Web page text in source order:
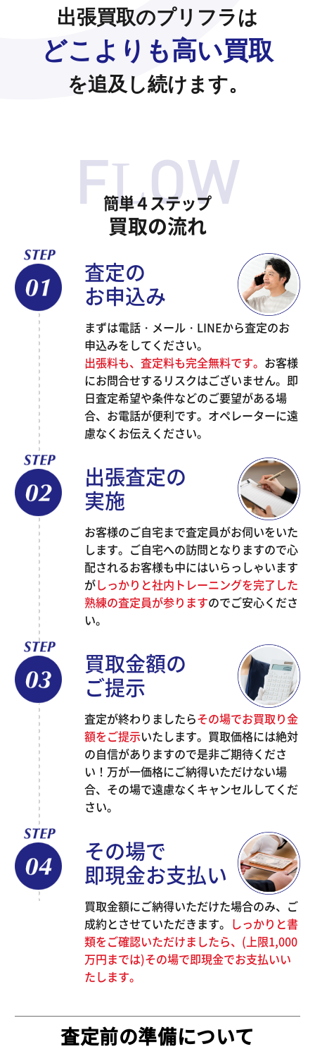
出張買取のプリフラは
どこよりも高い買取
を追及し続けます。
簡単４ステップ
買取の流れ
査定の
お申込み
まずは電話・メール・LINEから査定のお
申込みをしてください。
出張料も、査定料も完全無料です。 お客様
にお問合せするリスクはございません。即
日査定希望や条件などのご要望がある場
合、お電話が便利です。オペレーターに遠
慮なくお伝えください。
出張査定の
実施
お客様のご自宅まで査定員がお伺いをいた
します。ご自宅への訪問となりますので心
配されるお客様も中にはいらっしゃいます
がしっかりと社内トレーニングを完了した
熟練の査定員が参りますのでご安心くださ
い。
買取金額の
ご提示
査定が終わりましたらその場でお買取り金
額をご提示いたします。買取価格には絶対
の自信がありますので是非ご期待くださ
い！万が一価格にご納得いただけない場
合、その場で遠慮なくキャンセルしてくだ
さい。
その場で
即現金お支払い
買取金額にご納得いただけた場合のみ、ご
成約とさせていただきます。 しっかりと書
類をご確認いただけましたら、(上限1,000
万円までは)その場で即現金でお支払いい
たします。
査定前の準備について